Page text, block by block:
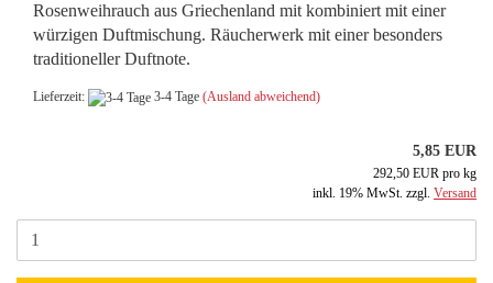
Rosenweihrauch aus Griechenland mit kombiniert mit einer
würzigen Duftmischung. Räucherwerk mit einer besonders
traditioneller Duftnote.
Lieferzeit: 3-4 Tage (Ausland abweichend)
5,85 EUR
292,50 EUR pro kg
inkl. 19% MwSt. zzgl. Versand